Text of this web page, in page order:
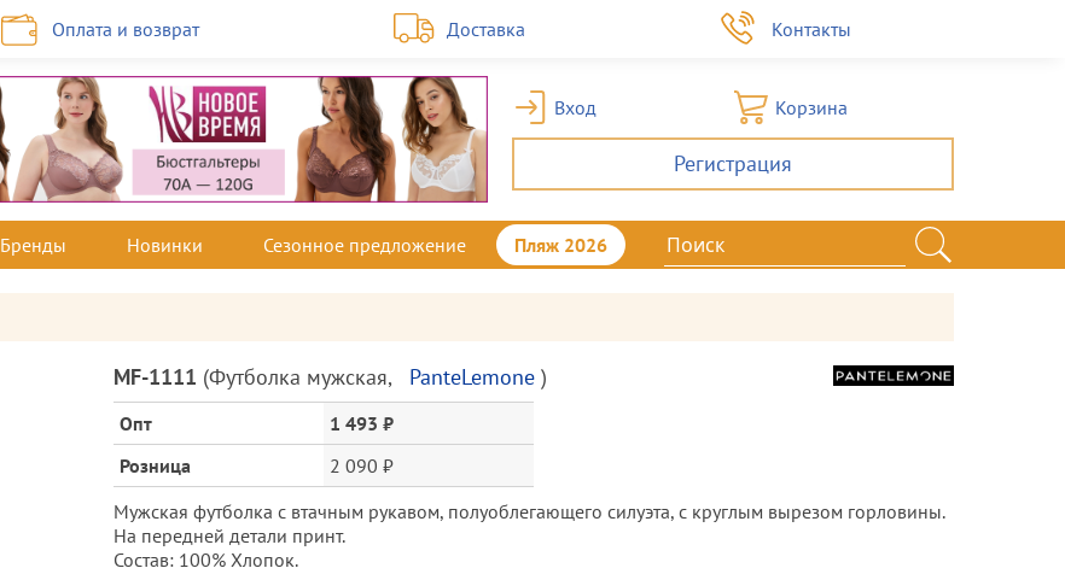
Оплата и возврат Доставка Контакты
Вход Корзина
Регистрация
Бренды Новинки Сезонное предложение Пляж 2026
Описание
товара
и
цена
MF-1111 (Футболка мужская, PanteLemone )
Опт
1 493 ₽
Розница
2 090 ₽
Мужская футболка с втачным рукавом, полуоблегающего силуэта, c круглым вырезом горловины.
На передней детали принт.
Состав: 100% Хлопок.